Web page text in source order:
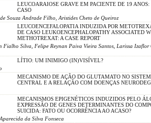
LEUCOARAIOSE GRAVE EM PACIENTE DE 19
CASO
Souza Andrade Filho, Aristides Cheto de Queiroz
LEUCOENCEFALOPATIA INDUZIDA POR
DE CASO LEUKOENCEPHALOPATHY ASSOCIATED
METHOTREXAT: A CASE REPORT
Fialho Silva, Felipe Reynan Paiva Vieira Santos, Larissa
LÍTIO: UM INIMIGO (IN)VISÍVEL?
MECANISMO DE AÇÃO DO GLUTAMATO NO
CENTRAL E A RELAÇÃO COM DOENÇAS
MECANISMOS EPIGENÉTICOS INDUZIDOS PELO
EXPRESSÃO DE GENES DETERMINANTES DO
SUICIDA: FATO OU OCORRÊNCIA AO ACASO?
da Silva Fonseca